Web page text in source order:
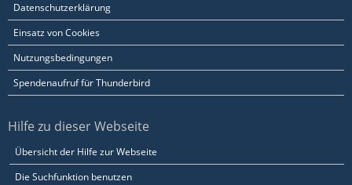
Datenschutzerklärung
Einsatz von Cookies
Nutzungsbedingungen
Spendenaufruf für Thunderbird
Hilfe zu dieser Webseite
Übersicht der Hilfe zur Webseite
Die Suchfunktion benutzen